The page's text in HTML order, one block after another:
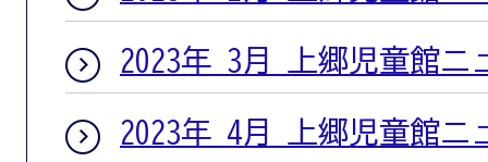
2023年 3月 上郷児童館ニ
2023年 4月 上郷児童館ニ